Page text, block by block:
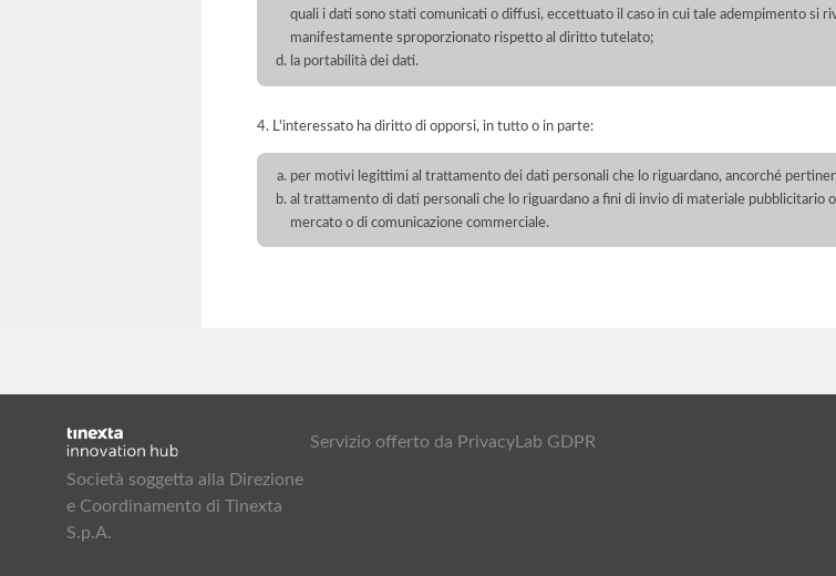
quali i dati sono stati comunicati o diffusi, eccettuato il caso in cui tale adempimento si
manifestamente sproporzionato rispetto al diritto tutelato;
la portabilità dei dati.
4. L'interessato ha diritto di opporsi, in tutto o in parte:
per motivi legittimi al trattamento dei dati personali che lo riguardano, ancorché
al trattamento di dati personali che lo riguardano a fini di invio di materiale pubblicitario
mercato o di comunicazione commerciale.
Società soggetta alla Direzione
e Coordinamento di Tinexta
S.p.A.
Servizio offerto da PrivacyLab GDPR